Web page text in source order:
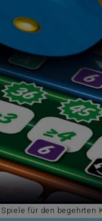
für den begehrten